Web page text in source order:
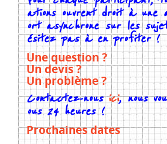
ations ouvrent droit à une
ort asynchrone sur les
ésitez pas à en profiter !
Une question ?
Un devis ?
Un problème ?
Contactez-nousici, nous
ous 24 heures !
Prochaines dates